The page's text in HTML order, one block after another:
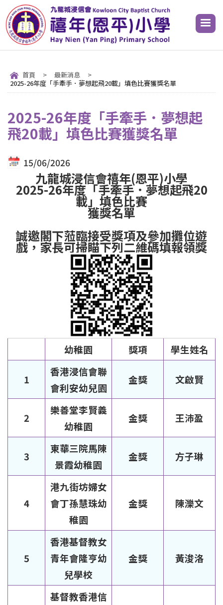
首頁 > 最新消息
>
2025-26年度「手牽手．夢想起飛20載」填色比賽獲獎名單
2025-26年度「手牽手．夢想起
飛20載」填色比賽獲獎名單
15/06/2026
九龍城浸信會禧年(恩平)小學
2025-26年度「手牽手．夢想起飛20
載」填色比賽
獲獎名單
誠邀閣下蒞臨接受獎項及參加攤位遊
戲，家長可掃瞄下列二維碼填報領獎
幼稚園 獎項 學生姓名
1
香港浸信會聯
會利安幼兒園
金獎 文啟賢
2
樂善堂李賢義
幼稚園
金獎 王沛盈
3
東華三院馬陳
景霞幼稚園
金獎 方子琳
4
港九街坊婦女
會丁孫慧珠幼
稚園
金獎 陳濼文
5
香港基督教女
青年會隆亨幼
兒學校
金獎 黃浚洛
基督教香港信